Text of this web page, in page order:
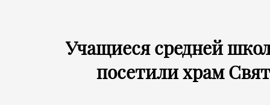
Учащиеся средней
посетили храм